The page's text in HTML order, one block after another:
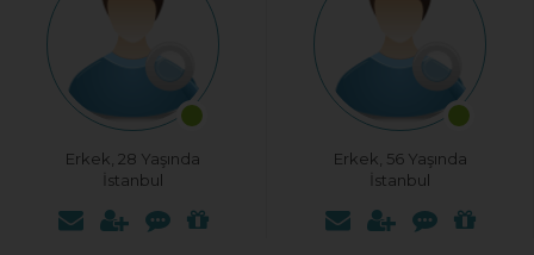
Erkek, 28 Yaşında
İstanbul
Erkek, 56 Yaşında
İstanbul